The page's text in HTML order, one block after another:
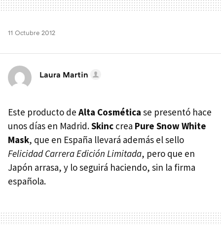
11 Octubre 2012
Laura Martin
Este producto de Alta Cosmética se presentó hace
unos días en Madrid.Skinc crea Pure Snow White
Mask, que en España llevará además el sello
Felicidad Carrera Edición Limitada, pero que en
Japón arrasa, y lo seguirá haciendo, sin la firma
española.